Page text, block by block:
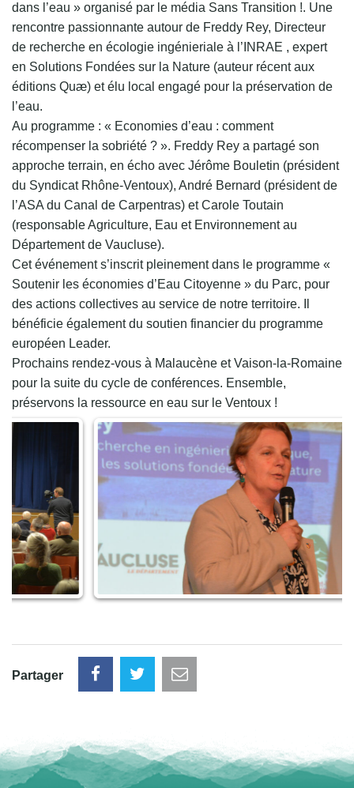
dans l’eau » organisé par le média Sans Transition !. Une
rencontre passionnante autour de Freddy Rey, Directeur
de recherche en écologie ingénieriale à l’INRAE , expert
en Solutions Fondées sur la Nature (auteur récent aux
éditions Quæ) et élu local engagé pour la préservation de
l’eau.
Au programme : « Economies d’eau : comment
récompenser la sobriété ? ». Freddy Rey a partagé son
approche terrain, en écho avec Jérôme Bouletin (président
du Syndicat Rhône-Ventoux), André Bernard (président de
l’ASA du Canal de Carpentras) et Carole Toutain
(responsable Agriculture, Eau et Environnement au
Département de Vaucluse).
Cet événement s’inscrit pleinement dans le programme «
Soutenir les économies d’Eau Citoyenne » du Parc, pour
des actions collectives au service de notre territoire. Il
bénéficie également du soutien financier du programme
européen Leader.
Prochains rendez-vous à Malaucène et Vaison-la-Romaine
pour la suite du cycle de conférences. Ensemble,
préservons la ressource en eau sur le Ventoux !
Partager